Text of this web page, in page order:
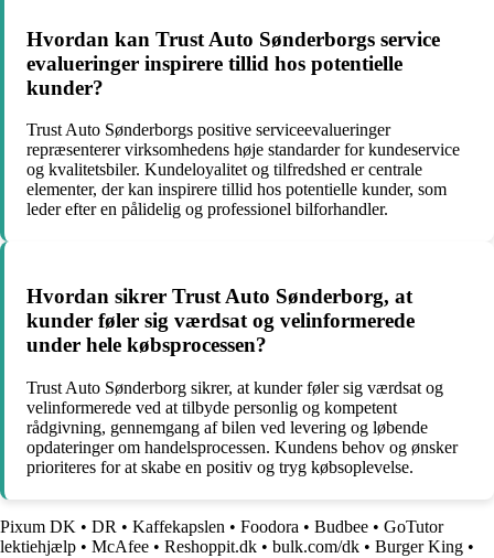
Hvordan kan Trust Auto Sønderborgs service
evalueringer inspirere tillid hos potentielle
kunder?
Trust Auto Sønderborgs positive serviceevalueringer
repræsenterer virksomhedens høje standarder for kundeservice
og kvalitetsbiler. Kundeloyalitet og tilfredshed er centrale
elementer, der kan inspirere tillid hos potentielle kunder, som
leder efter en pålidelig og professionel bilforhandler.
Hvordan sikrer Trust Auto Sønderborg, at
kunder føler sig værdsat og velinformerede
under hele købsprocessen?
Trust Auto Sønderborg sikrer, at kunder føler sig værdsat og
velinformerede ved at tilbyde personlig og kompetent
rådgivning, gennemgang af bilen ved levering og løbende
opdateringer om handelsprocessen. Kundens behov og ønsker
prioriteres for at skabe en positiv og tryg købsoplevelse.
Pixum DK • DR • Kaffekapslen • Foodora • Budbee • GoTutor
lektiehjælp • McAfee • Reshoppit.dk • bulk.com/dk • Burger King •